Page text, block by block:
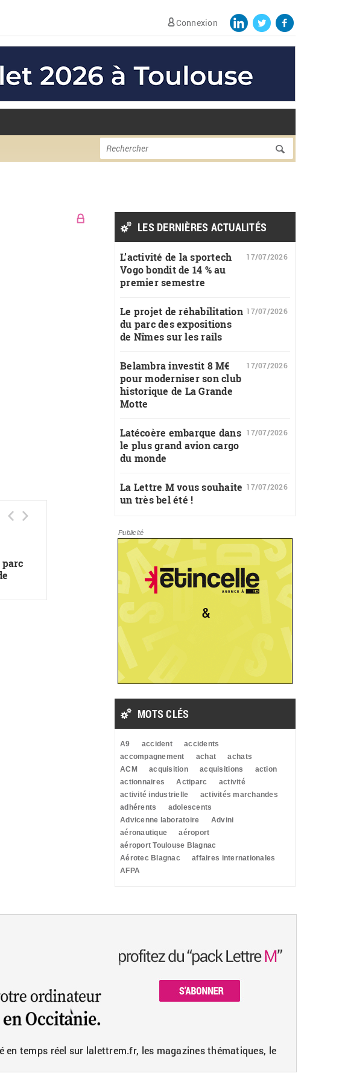
Connexion
Formulaire de
Rechercher
LES DERNIÈRES ACTUALITÉS
L’activité de la sportech
Vogo bondit de 14 % au
premier semestre
17/07/2026
Le projet de réhabilitation
du parc des expositions
de Nîmes sur les rails
17/07/2026
Belambra investit 8 M€
pour moderniser son club
historique de La Grande
Motte
17/07/2026
Latécoère embarque dans
le plus grand avion cargo
du monde
17/07/2026
La Lettre M vous souhaite
un très bel été !
17/07/2026
Publicité
MOTS CLÉS
A9 accident
accidents
accompagnement
achat
achats
ACM
acquisition acquisitions
action
actionnaires
Actiparc
activité
activité industrielle
activités marchandes
adhérents
adolescents
Advicenne laboratoire
Advini
aéronautique
aéroport
aéroport Toulouse Blagnac
Aérotec Blagnac
affaires internationales
AFPA
temps réel sur lalettrem.fr, les magazines thématiques, le